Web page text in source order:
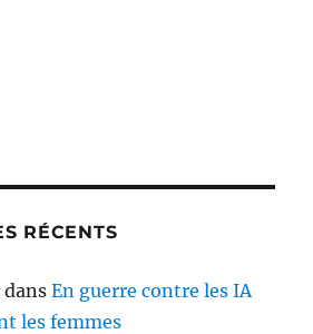
RÉCENTS
dansEn guerre contre les IA
les femmes